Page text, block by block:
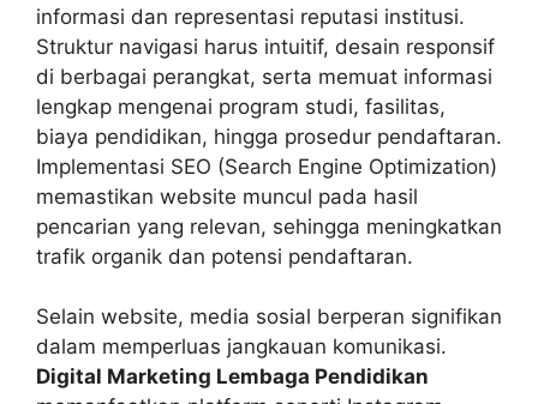
informasi dan representasi reputasi institusi.
Struktur navigasi harus intuitif, desain responsif
di berbagai perangkat, serta memuat informasi
lengkap mengenai program studi, fasilitas,
biaya pendidikan, hingga prosedur pendaftaran.
Implementasi SEO (Search Engine Optimization)
memastikan website muncul pada hasil
pencarian yang relevan, sehingga meningkatkan
trafik organik dan potensi pendaftaran.
Selain website, media sosial berperan signifikan
dalam memperluas jangkauan komunikasi.
Digital Marketing Lembaga Pendidikan